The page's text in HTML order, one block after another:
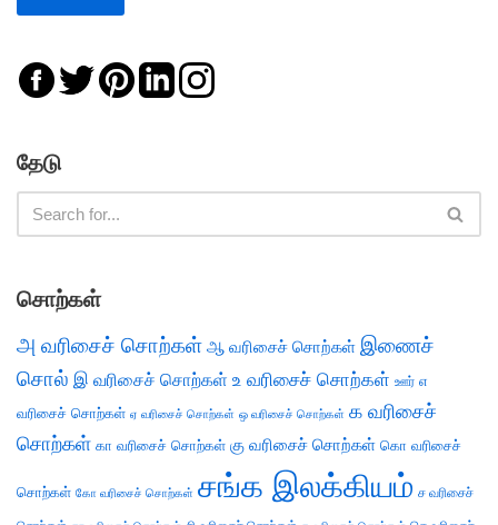
தேடு
சொற்கள்
அ வரிசைச் சொற்கள் ஆ வரிசைச் சொற்கள் இணைச்
சொல் இ வரிசைச் சொற்கள் உ வரிசைச் சொற்கள் ஊர் எ
வரிசைச் சொற்கள் ஏ வரிசைச் சொற்கள் ஒ வரிசைச் சொற்கள் க வரிசைச்
சொற்கள் கா வரிசைச் சொற்கள் கு வரிசைச் சொற்கள் கொ வரிசைச்
சொற்கள் கோ வரிசைச் சொற்கள் சங்க இலக்கியம் ச வரிசைச்